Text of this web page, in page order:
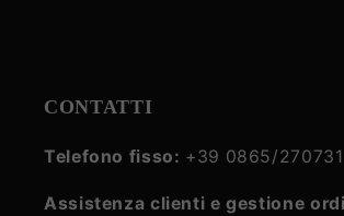
CONTATTI
Telefono fisso: +39 0865/270731
Assistenza clienti e gestione